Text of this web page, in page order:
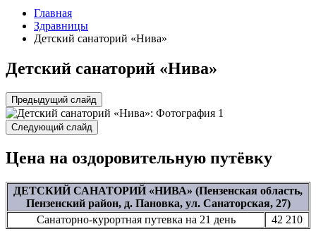
Главная
Здравницы
Детский санаторий «Нива»
Детский санаторий «Нива»
Предыдущий слайд
Следующий слайд
Цена на оздоровительную путёвку
ДЕТСКИЙ САНАТОРИЙ «НИВА» (Пензенская область,
Пензенский район, д. Пановка, ул. Санаторская, 27)
Санаторно-курортная путевка на 21 день
42 210